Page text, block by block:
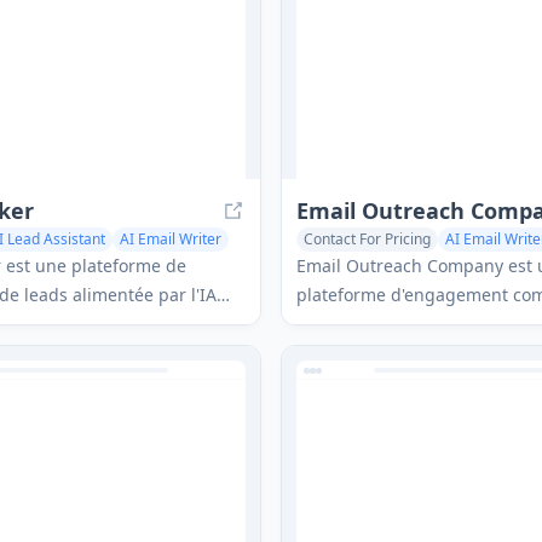
Lead Assistant
AI Email Writer
Assistant
est une plateforme de
leads alimentée par l'IA
les flux de travail de
entreprises à trouver et
Email Outreach
Contact For Pricing
AI Email
AI Lead Assistant
AI Email
Email Outreach Company est
plateforme d'engagement
qui aide les entreprises à
d'emails à froid efficace.